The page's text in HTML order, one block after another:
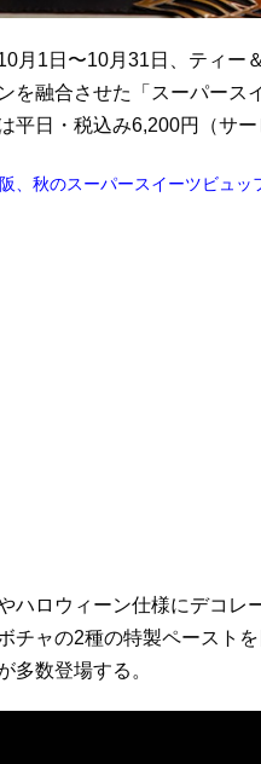
月1日〜10月31日、ティー
を融合させた「スーパー
平日・税込み6,200円（サー
、秋のスーパースイーツビュ
ハロウィーン仕様にデコ
チャの2種の特製ペースト
多数登場する。